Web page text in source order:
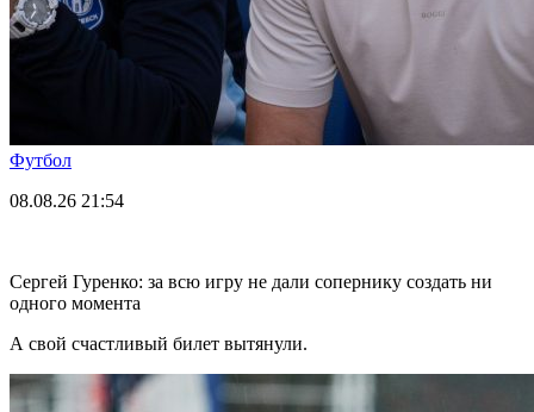
Футбол
08.08.26 21:54
Сергей Гуренко: за всю игру не дали сопернику создать ни
одного момента
А свой счастливый билет вытянули.